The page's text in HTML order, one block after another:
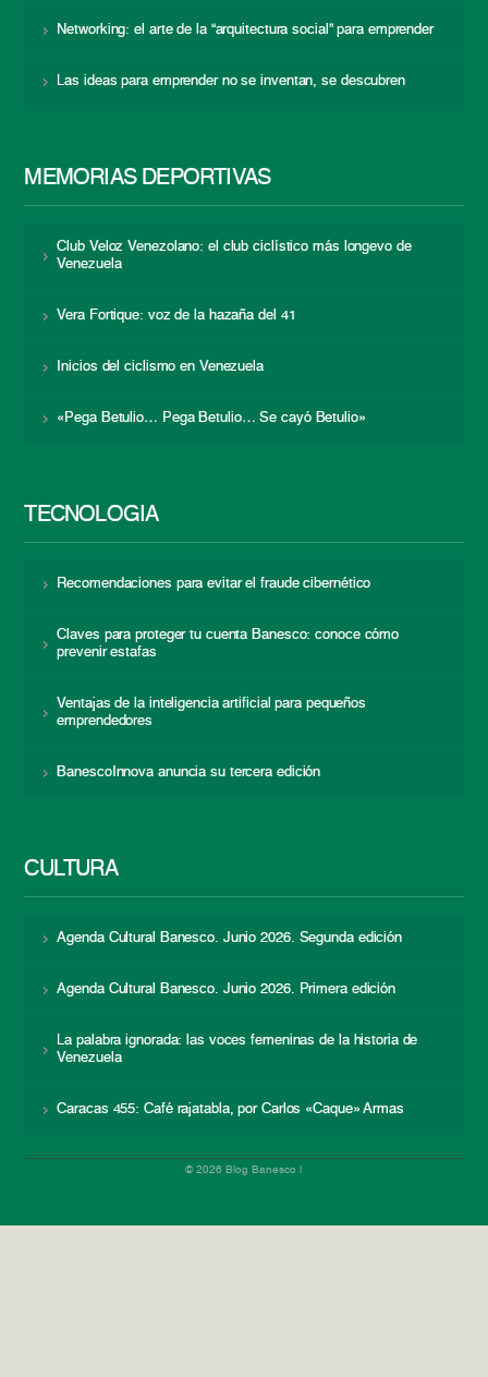
Networking: el arte de la “arquitectura social” para emprender
Las ideas para emprender no se inventan, se descubren
MEMORIAS DEPORTIVAS
Club Veloz Venezolano: el club ciclístico más longevo de
Venezuela
Vera Fortique: voz de la hazaña del 41
Inicios del ciclismo en Venezuela
«Pega Betulio… Pega Betulio… Se cayó Betulio»
TECNOLOGÍA
Recomendaciones para evitar el fraude cibernético
Claves para proteger tu cuenta Banesco: conoce cómo
prevenir estafas
Ventajas de la inteligencia artificial para pequeños
emprendedores
BanescoInnova anuncia su tercera edición
CULTURA
Agenda Cultural Banesco. Junio 2026. Segunda edición
Agenda Cultural Banesco. Junio 2026. Primera edición
La palabra ignorada: las voces femeninas de la historia de
Venezuela
Caracas 455: Café rajatabla, por Carlos «Caque» Armas
© 2026 Blog Banesco |